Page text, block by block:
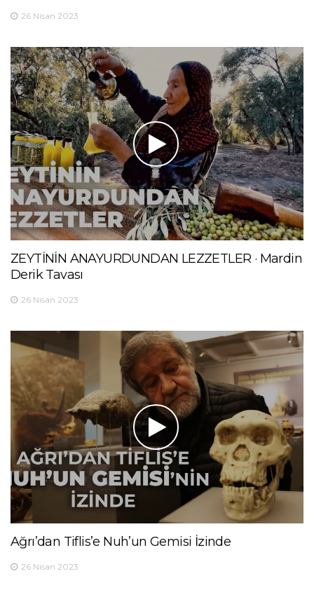
26 Nisan 2023
ZEYTİNİN ANAYURDUNDAN LEZZETLER · Mardin
Derik Tavası
26 Nisan 2023
Ağrı’dan Tiflis’e Nuh’un Gemisi İzinde
26 Nisan 2023